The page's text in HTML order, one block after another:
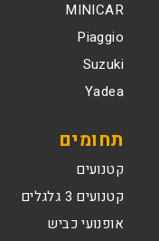
MINICAR
Piaggio
Suzuki
Yadea
תחומים
קטנועים
קטנועים 3 גלגלים
אופנועי כביש